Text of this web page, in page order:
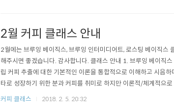
2월 커피 클래스 안내
2월에는 브루잉 베이직스, 브루잉 인터미디어트, 로스팅 베이직스
해주시면 좋겠습니다. 감사합니다. 클래스 안내 1. 브루잉 베이직
립 커피 추출에 대한 기본적인 이론을 통합적으로 이해하고 시음
타로 성장하기 위한 분과 커피를 취미로 하지만 이론적/체계적으
자세히 알아보기 2. 브루잉 인터미디어트 (Brewing Intermediate)
커피 클래스 2018. 2. 5. 20:32